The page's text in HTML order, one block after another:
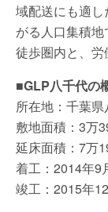
域配送にも適
がる人口集積
徒歩圏内と、労
■GLP八千代の
所在地：千葉
敷地面積：3万
延床面積：7万
着工：2014年9
竣工：2015年